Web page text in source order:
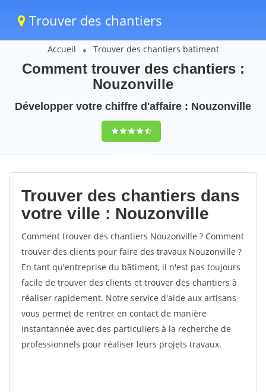
Trouver des chantiers
Accueil Trouver des chantiers batiment
Comment trouver des chantiers :
Nouzonville
Développer votre chiffre d'affaire : Nouzonville
9,5(100%)41
votes
Trouver des chantiers dans
votre ville : Nouzonville
Comment trouver des chantiers Nouzonville ? Comment
trouver des clients pour faire des travaux Nouzonville ?
En tant qu'entreprise du bâtiment, il n'est pas toujours
facile de trouver des clients et trouver des chantiers à
réaliser rapidement. Notre service d'aide aux artisans
vous permet de rentrer en contact de manière
instantannée avec des particuliers à la recherche de
professionnels pour réaliser leurs projets travaux.